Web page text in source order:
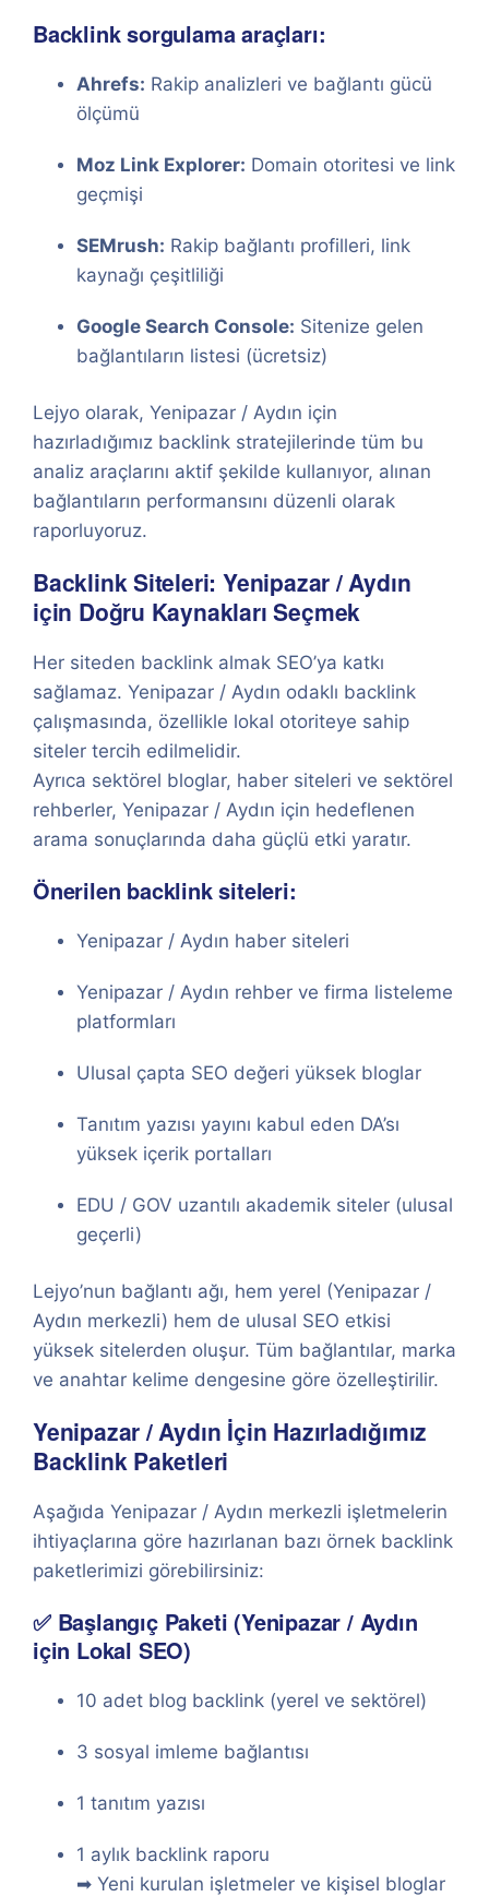
Backlink sorgulama araçları:
Ahrefs: Rakip analizleri ve bağlantı gücü
ölçümü
Moz Link Explorer: Domain otoritesi ve link
geçmişi
SEMrush: Rakip bağlantı profilleri, link
kaynağı çeşitliliği
Google Search Console: Sitenize gelen
bağlantıların listesi (ücretsiz)
Lejyo olarak, Yenipazar / Aydın için
hazırladığımız backlink stratejilerinde tüm bu
analiz araçlarını aktif şekilde kullanıyor, alınan
bağlantıların performansını düzenli olarak
raporluyoruz.
Backlink Siteleri: Yenipazar / Aydın
için Doğru Kaynakları Seçmek
Her siteden backlink almak SEO’ya katkı
sağlamaz. Yenipazar / Aydın odaklı backlink
çalışmasında, özellikle lokal otoriteye sahip
siteler tercih edilmelidir.
Ayrıca sektörel bloglar, haber siteleri ve sektörel
rehberler, Yenipazar / Aydın için hedeflenen
arama sonuçlarında daha güçlü etki yaratır.
Önerilen backlink siteleri:
Yenipazar / Aydın haber siteleri
Yenipazar / Aydın rehber ve firma listeleme
platformları
Ulusal çapta SEO değeri yüksek bloglar
Tanıtım yazısı yayını kabul eden DA’sı
yüksek içerik portalları
EDU / GOV uzantılı akademik siteler (ulusal
geçerli)
Lejyo’nun bağlantı ağı, hem yerel (Yenipazar /
Aydın merkezli) hem de ulusal SEO etkisi
yüksek sitelerden oluşur. Tüm bağlantılar, marka
ve anahtar kelime dengesine göre özelleştirilir.
Yenipazar / Aydın İçin Hazırladığımız
Backlink Paketleri
Aşağıda Yenipazar / Aydın merkezli işletmelerin
ihtiyaçlarına göre hazırlanan bazı örnek backlink
paketlerimizi görebilirsiniz:
✅ Başlangıç Paketi (Yenipazar / Aydın
için Lokal SEO)
10 adet blog backlink (yerel ve sektörel)
3 sosyal imleme bağlantısı
1 tanıtım yazısı
1 aylık backlink raporu
➡ Yeni kurulan işletmeler ve kişisel bloglar